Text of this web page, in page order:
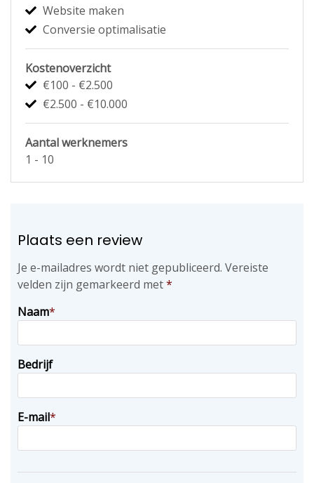
Website maken
Conversie optimalisatie
Kostenoverzicht
€100 - €2.500
€2.500 - €10.000
Aantal werknemers
1 - 10
Plaats een review
Je e-mailadres wordt niet gepubliceerd. Vereiste
velden zijn gemarkeerd met*
Naam*
Bedrijf
E-mail*